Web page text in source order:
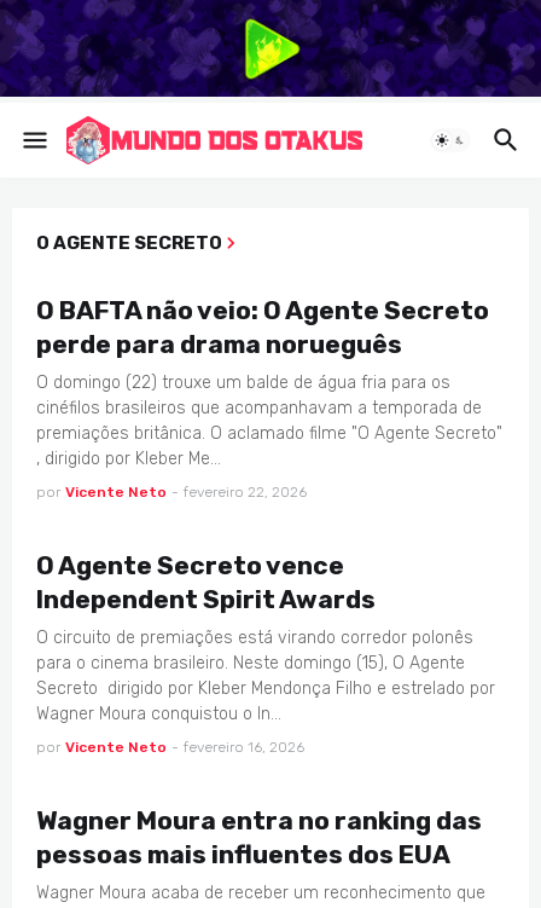
O AGENTE SECRETO
O BAFTA não veio: O Agente Secreto
perde para drama norueguês
O domingo (22) trouxe um balde de água fria para os
cinéfilos brasileiros que acompanhavam a temporada de
premiações britânica. O aclamado filme "O Agente Secreto"
, dirigido por Kleber Me…
por Vicente Neto - fevereiro 22, 2026
O Agente Secreto vence
Independent Spirit Awards
O circuito de premiações está virando corredor polonês
para o cinema brasileiro. Neste domingo (15), O Agente
Secreto dirigido por Kleber Mendonça Filho e estrelado por
Wagner Moura conquistou o In…
por Vicente Neto - fevereiro 16, 2026
Wagner Moura entra no ranking das
pessoas mais influentes dos EUA
Wagner Moura acaba de receber um reconhecimento que